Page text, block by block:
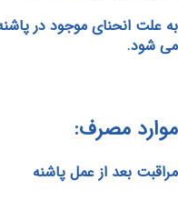
به علت انحنای موجود در
می شود.
موارد مصرف:
مراقبت بعد از عمل پاشنه